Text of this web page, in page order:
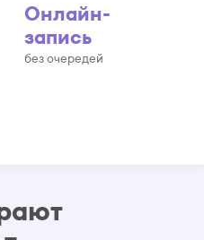
Онлайн-
запись
без очередей